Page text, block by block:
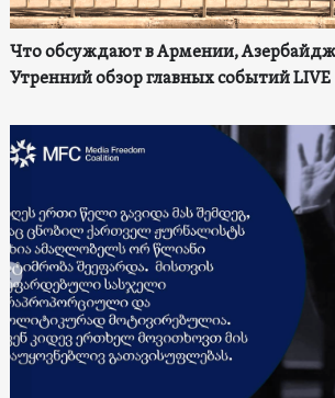
Что обсуждают в Армении,
Утренний обзор главных событий LIVE